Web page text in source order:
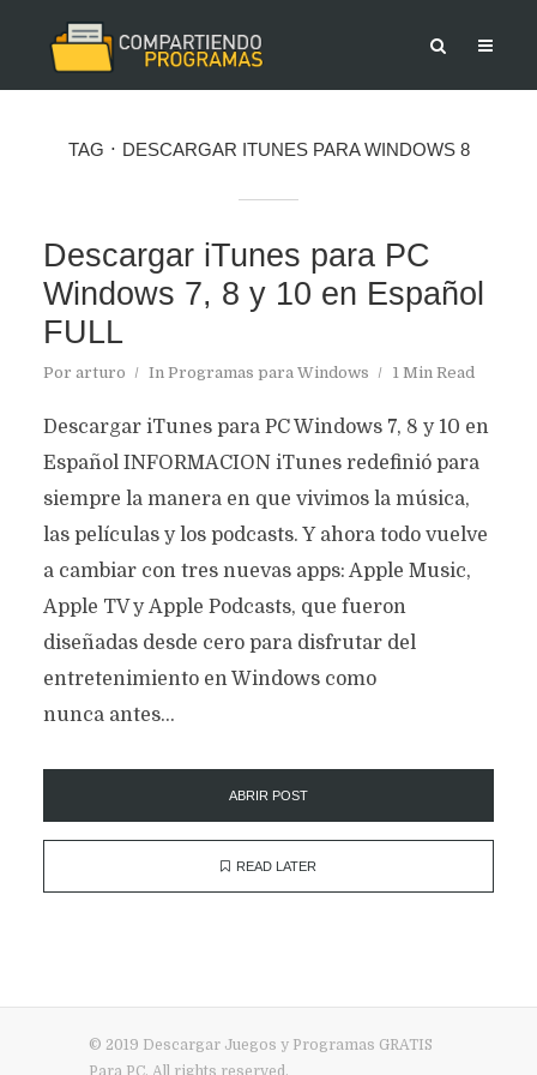
TAG DESCARGAR ITUNES PARA WINDOWS 8
Descargar iTunes para PC
Windows 7, 8 y 10 en Español
FULL
Por arturo In Programas para Windows 1 Min Read
Descargar iTunes para PC Windows 7, 8 y 10 en
Español INFORMACION iTunes redefinió para
siempre la manera en que vivimos la música,
las películas y los podcasts. Y ahora todo vuelve
a cambiar con tres nuevas apps: Apple Music,
Apple TV y Apple Podcasts, que fueron
diseñadas desde cero para disfrutar del
entretenimiento en Windows como
nunca antes...
ABRIR POST
READ LATER
© 2019 Descargar Juegos y Programas GRATIS
Para PC. All rights reserved.